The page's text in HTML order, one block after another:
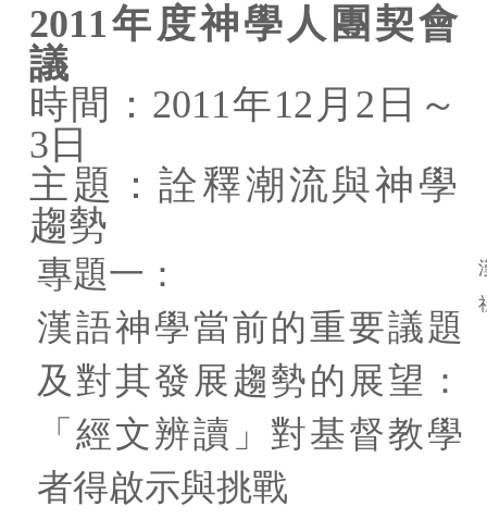
研究成員
基研台大合作出版
研究計畫
學術研究會議
2011年度神學人團契會
議
時間： 2011年12月2日～
3日
主題：詮釋潮流與神學
趨勢
專題一：
漢語神學當前的重要議題
及對其發展趨勢的展望：
「經文辨讀」對基督教學
者得啟示與挑戰